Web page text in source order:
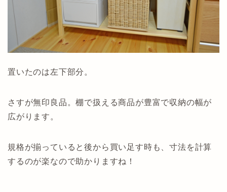
置いたのは左下部分。
さすが無印良品。棚で扱える商品が豊富で収納の幅が
広がります。
規格が揃っていると後から買い足す時も、寸法を計算
するのが楽なので助かりますね！